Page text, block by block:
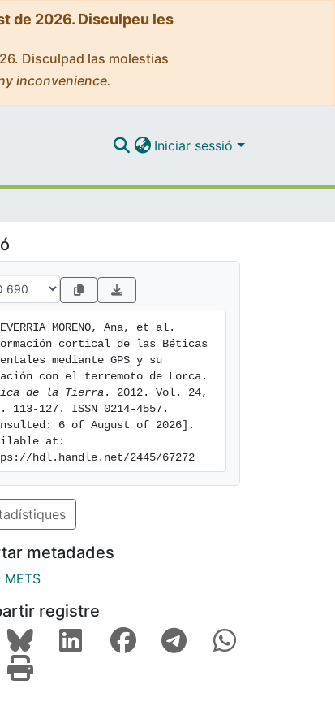
de 2026. Disculpeu les
Disculpad las molestias
inconvenience.
Iniciar sessió
MORENO, Ana, et al.
cortical de las Béticas
mediante GPS y su
de la Tierra. 2012. Vol. 24,
113-127. ISSN 0214-4557.
6 of August of 2026].
at:
hdl.handle.net/2445/67272
metadades
METS
registre